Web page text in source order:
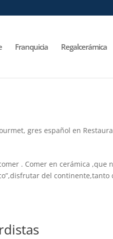
Franquicia Regalcerámica
,gres español en
. Comer en cerámica ,que
del continente,tanto